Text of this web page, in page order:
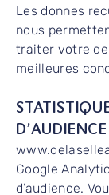
Les donnes
nous
traiter votre
meilleures
D’AUDIENCE
Google
d’audience.